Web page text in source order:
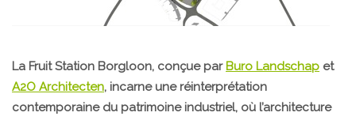
La Fruit Station Borgloon, conçue par Buro Landschap et
A2O Architecten, incarne une réinterprétation
contemporaine du patrimoine industriel, où l’architecture